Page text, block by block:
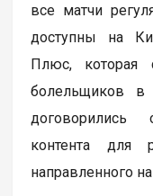
все матчи
доступны на
Плюс, которая
болельщиков
договорились
контента для
направленного